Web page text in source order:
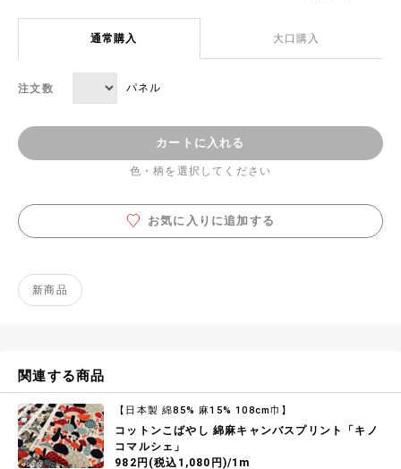
通常購入 大口購入
注文数 パネル
カートに入れる
色・柄を選択してください
お気に入りに追加する
新商品
関連する商品
【日本製 綿85% 麻15% 108cm巾】
コットンこばやし 綿麻キャンバスプリント「キノ
コマルシェ」
982円(税込1,080円)/1m